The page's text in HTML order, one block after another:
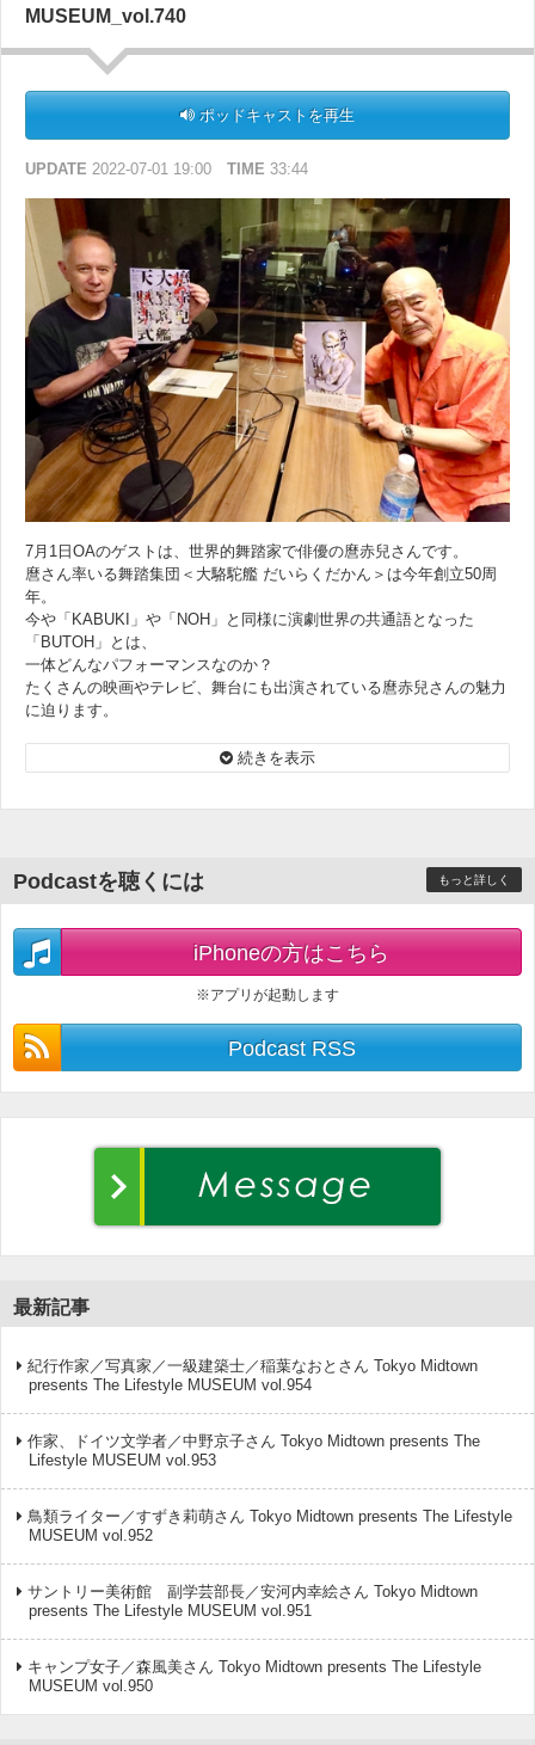
サントリー美術館『歌枕 あなたの知らない心の風景』は8月28日
MUSEUM_vol.740
ポッドキャストを再生
UPDATE 2022-07-01 19:00 TIME 33:44
7月1日OAのゲストは、世界的舞踏家で俳優の麿赤兒さんです。
麿さん率いる舞踏集団＜大駱駝艦 だいらくだかん＞は今年創立50周
年。
今や「KABUKI」や「NOH」と同様に演劇世界の共通語となった
「BUTOH」とは、
一体どんなパフォーマンスなのか？
たくさんの映画やテレビ、舞台にも出演されている麿赤兒さんの魅力
に迫ります。
大駱駝艦創立50周年記念公演『おわり』7/14-17『はじまり』7/21-24
続きを表示
Podcastを聴くには もっと詳しく
iPhoneの方はこちら
※アプリが起動します
Podcast RSS
最新記事
紀行作家／写真家／一級建築士／稲葉なおとさん Tokyo Midtown
presents The Lifestyle MUSEUM vol.954
作家、ドイツ文学者／中野京子さん Tokyo Midtown presents The
Lifestyle MUSEUM vol.953
鳥類ライター／すずき莉萌さん Tokyo Midtown presents The Lifestyle
MUSEUM vol.952
サントリー美術館 副学芸部長／安河内幸絵さん Tokyo Midtown
presents The Lifestyle MUSEUM vol.951
キャンプ女子／森風美さん Tokyo Midtown presents The Lifestyle
MUSEUM vol.950